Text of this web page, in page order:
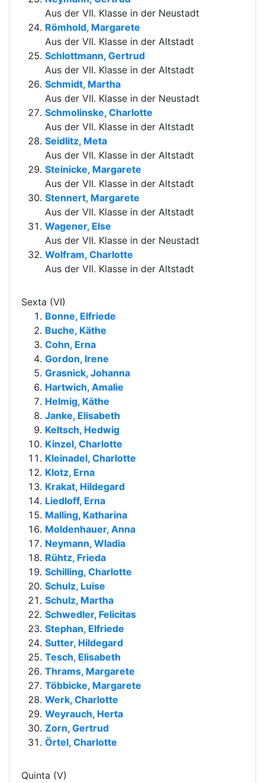
Aus der VII. Klasse in der Neustadt
Römhold, Margarete
Aus der VII. Klasse in der Altstadt
Schlottmann, Gertrud
Aus der VII. Klasse in der Altstadt
Schmidt, Martha
Aus der VII. Klasse in der Neustadt
Schmolinske, Charlotte
Aus der VII. Klasse in der Altstadt
Seidlitz, Meta
Aus der VII. Klasse in der Altstadt
Steinicke, Margarete
Aus der VII. Klasse in der Altstadt
Stennert, Margarete
Aus der VII. Klasse in der Altstadt
Wagener, Else
Aus der VII. Klasse in der Neustadt
Wolfram, Charlotte
Aus der VII. Klasse in der Altstadt
Sexta (VI)
Bonne, Elfriede
Buche, Käthe
Cohn, Erna
Gordon, Irene
Grasnick, Johanna
Hartwich, Amalie
Helmig, Käthe
Janke, Elisabeth
Keltsch, Hedwig
Kinzel, Charlotte
Kleinadel, Charlotte
Klotz, Erna
Krakat, Hildegard
Liedloff, Erna
Malling, Katharina
Moldenhauer, Anna
Neymann, Wladia
Rühtz, Frieda
Schilling, Charlotte
Schulz, Luise
Schulz, Martha
Schwedler, Felicitas
Stephan, Elfriede
Sutter, Hildegard
Tesch, Elisabeth
Thrams, Margarete
Többicke, Margarete
Werk, Charlotte
Weyrauch, Herta
Zorn, Gertrud
Örtel, Charlotte
Quinta (V)